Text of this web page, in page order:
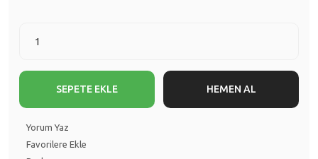
SEPETE EKLE HEMEN AL
Yorum Yaz